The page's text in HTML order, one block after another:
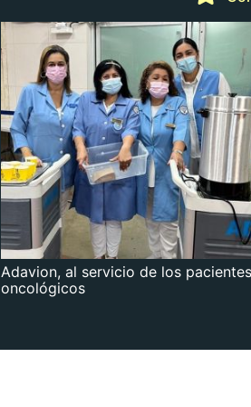
Adavion, al servicio de los pacientes
oncológicos